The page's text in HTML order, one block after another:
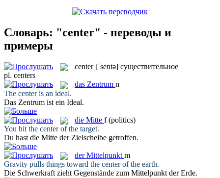
Словарь: "center" - переводы и
примеры
center [ˈsentə] существительное
pl. centers
das Zentrum n
The centeris an ideal.
Das Zentrum ist ein Ideal.
die Mitte f (politics)
You hit the centerof the target.
Du hast die Mitte der Zielscheibe getroffen.
derMittelpunkt m
Gravity pulls things toward the centerof the earth.
Die Schwerkraft zieht Gegenstände zum Mittelpunkt der Erde.